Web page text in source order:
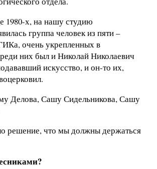
1980-х, на нашу студию
группа человек из пяти –
очень укрепленных в
них был и Николай Николаевич
искусство, и он-то их,
Делова, Сашу Сидельникова, Сашу
решение, что мы должны держаться